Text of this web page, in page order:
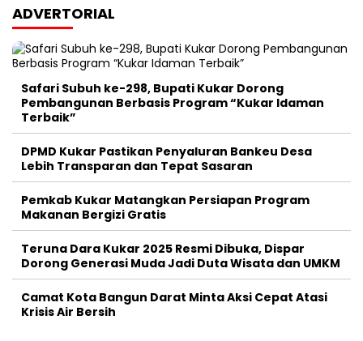
ADVERTORIAL
Safari Subuh ke-298, Bupati Kukar Dorong
Pembangunan Berbasis Program “Kukar Idaman
Terbaik”
DPMD Kukar Pastikan Penyaluran Bankeu Desa
Lebih Transparan dan Tepat Sasaran
Pemkab Kukar Matangkan Persiapan Program
Makanan Bergizi Gratis
Teruna Dara Kukar 2025 Resmi Dibuka, Dispar
Dorong Generasi Muda Jadi Duta Wisata dan UMKM
Camat Kota Bangun Darat Minta Aksi Cepat Atasi
Krisis Air Bersih